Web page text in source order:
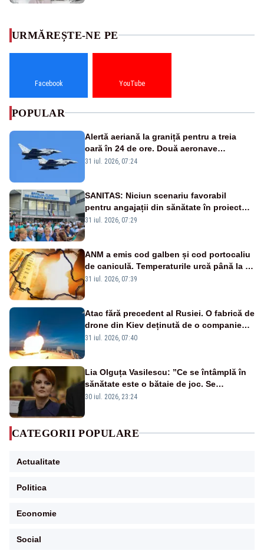
URMĂREȘTE-NE PE
Facebook YouTube
POPULAR
Alertă aeriană la graniță pentru a treia
oară în 24 de ore. Două aeronave
Eurofighter britanice au fost ridicate de la
31 iul. 2026, 07:24
SANITAS: Niciun scenariu favorabil
pentru angajații din sănătate în proiectul
Legii salarizării
31 iul. 2026, 07:29
ANM a emis cod galben și cod portocaliu
de caniculă. Temperaturile urcă până la 38
de grade, iar nopțile devin tropicale
31 iul. 2026, 07:39
Atac fără precedent al Rusiei. O fabrică de
drone din Kiev deținută de o companie
americană, distrusă de o rachetă
31 iul. 2026, 07:40
Lia Olguța Vasilescu: ”Ce se întâmplă în
sănătate este o bătaie de joc. Se
guvernează extraordinar de prost”
30 iul. 2026, 23:24
CATEGORII POPULARE
Actualitate
Politica
Economie
Social